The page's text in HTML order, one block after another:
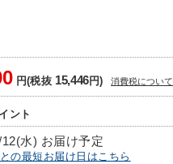
円(税抜 15,446円) 消費税について
ント
水) お届け予定
の最短お届け日はこちら